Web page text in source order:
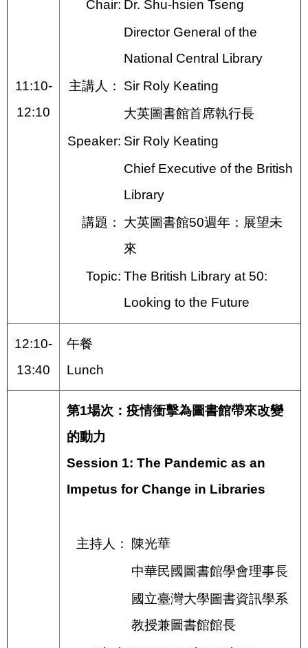
11:10-
12:10
Chair: Dr. Shu-hsien Tseng
Director General of the
National Central Library
主講人：
Sir Roly Keating
大英圖書館首席執行長
Speaker: Sir Roly Keating
Chief Executive of the British
Library
講題：
大英圖書館50週年：展望未
來
Topic: The British Library at 50:
Looking to the Future
12:10-
13:40
午餐
Lunch
第1場次：疫情衝擊為圖書館帶來改變
的動力
Session 1: The Pandemic as an
Impetus for Change in Libraries
主持人：
陳光華
中華民國圖書館學會理事長
國立臺灣大學圖書資訊學系
教授兼圖書館館長